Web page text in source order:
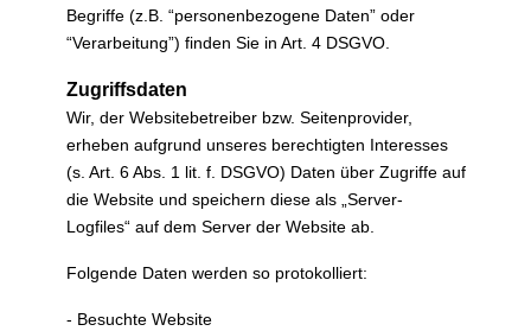
Begriffe (z.B. “personenbezogene Daten” oder
“Verarbeitung”) finden Sie in Art. 4 DSGVO.
Zugriffsdaten
Wir, der Websitebetreiber bzw. Seitenprovider,
erheben aufgrund unseres berechtigten Interesses
(s. Art. 6 Abs. 1 lit. f. DSGVO) Daten über Zugriffe auf
die Website und speichern diese als „Server-
Logfiles“ auf dem Server der Website ab.
Folgende Daten werden so protokolliert:
- Besuchte Website